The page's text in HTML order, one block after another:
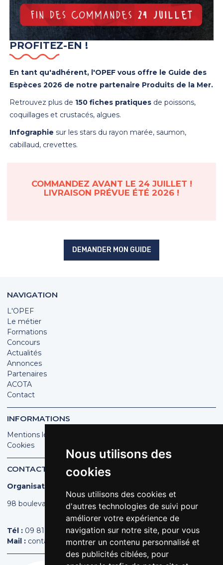
Nous utilisons des
cookies
Nous utilisons des cookies et
d'autres technologies de suivi pour
améliorer votre expérience de
navigation sur notre site, pour vous
montrer un contenu personnalisé et
des publicités ciblées, pour
PROFITEZ-EN !
En tant qu'adhérent, l'OPEF vous offre le Guide des
Espèces 2026 de notre partenaire Produits de la Mer.
Retrouvez plus de 150 fiches pratiques de poissons,
coquillages et crustacés, algues.
Infographie sur les stars du rayon marée, saumon,
cabillaud, crevettes.
COMMANDEZ AVANT LE 24 JUILLET !
LIVRAISON PRÉVUE ÉTÉ 2026 !
DEMANDER MON GUIDE
NAVIGATION
L'OPEF
Le métier
Formations
Concours
Actualités
Annonces
Partenaires
ACOTA
Contact
INFORMATIONS
Mentions légales
Cookies
CONTACT
Organisation des Poissonniers Écaillers de France
98 boulevard Pereire | 75017 PARIS
Tél : 09 81 44 44 43
Mail : contact@poissonniers.com